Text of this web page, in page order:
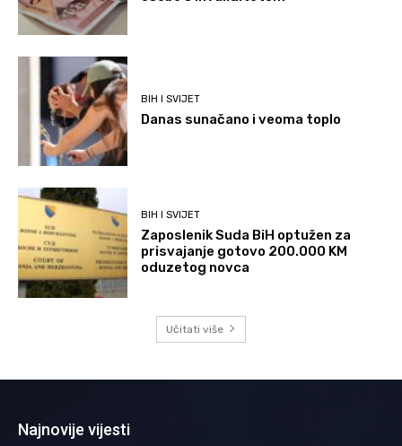
BIH I SVIJET
Danas sunačano i veoma toplo
BIH I SVIJET
Zaposlenik Suda BiH optužen za
prisvajanje gotovo 200.000 KM
oduzetog novca
Učitati više
Najnovije vijesti